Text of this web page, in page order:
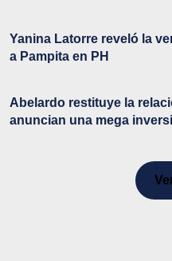
Yanina Latorre reveló la
a Pampita en PH
Abelardo restituye la
anuncian una mega